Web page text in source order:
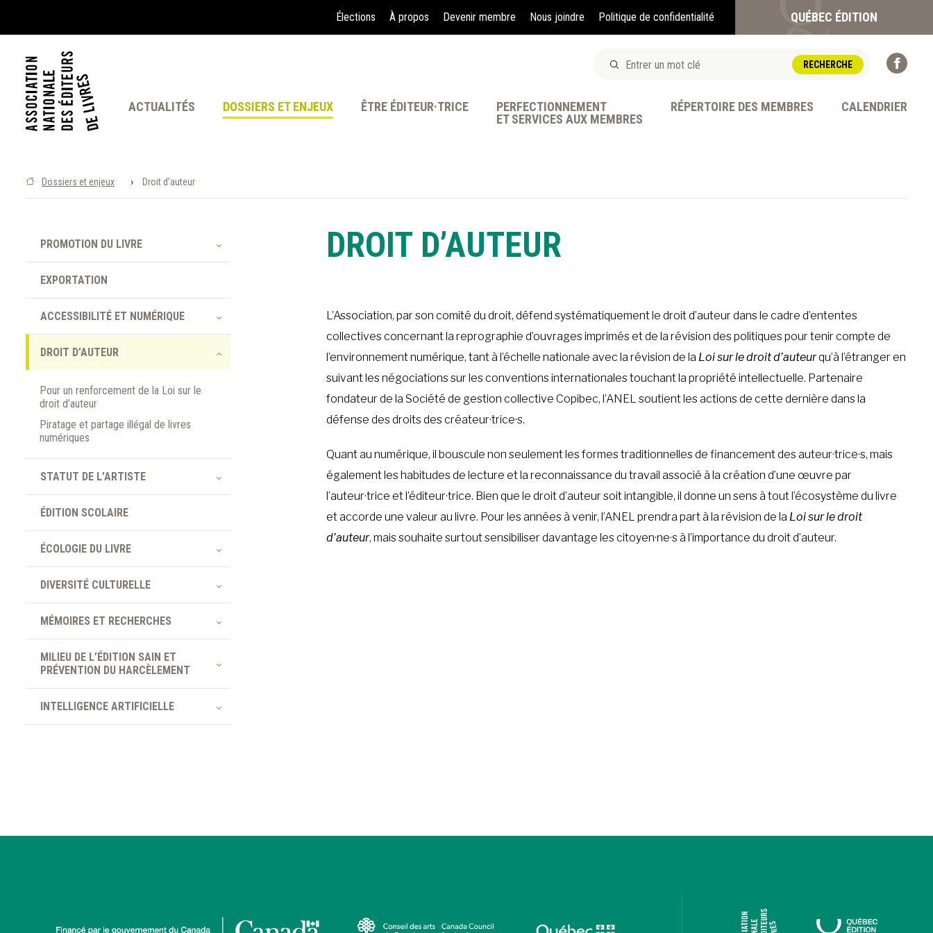
Élections À propos Devenir membre Nous joindre Politique de confidentialité QUÉBEC ÉDITION
ACTUALITÉS DOSSIERS ET ENJEUX ÊTRE ÉDITEUR·TRICE
PERFECTIONNEMENT
ET SERVICES AUX MEMBRES
À LA POINTE DE LA PROFESSION
RÉPERTOIRE DES MEMBRES CALENDRIER
Dossiers et enjeux › Droit d’auteur
DROIT D’AUTEUR
L’Association, par son comité du droit, défend systématiquement le droit d’auteur dans le cadre d’ententes
collectives concernant la reprographie d’ouvrages imprimés et de la révision des politiques pour tenir compte de
l’environnement numérique, tant à l’échelle nationale avec la révision de la Loi sur le droit d’auteurqu’à l’étranger en
suivant les négociations sur les conventions internationales touchant la propriété intellectuelle. Partenaire
fondateur de la Société de gestion collective Copibec, l’ANEL soutient les actions de cette dernière dans la
défense des droits des créateur·trice·s.
Quant au numérique, il bouscule non seulement les formes traditionnelles de financement des auteur·trice·s, mais
également les habitudes de lecture et la reconnaissance du travail associé à la création d’une œuvre par
l’auteur·trice et l’éditeur·trice. Bien que le droit d’auteur soit intangible, il donne un sens à tout l’écosystème du livre
et accorde une valeur au livre. Pour les années à venir, l’ANEL prendra part à la révision de la Loi sur le droit
d’auteur, mais souhaite surtout sensibiliser davantage les citoyen·ne·s à l’importance du droit d’auteur.
PROMOTION DU LIVRE
EXPORTATION
ACCESSIBILITÉ ET NUMÉRIQUE
DROIT D’AUTEUR
Pour un renforcement de la Loi sur le
droit d’auteur
Piratage et partage illégal de livres
numériques
STATUT DE L’ARTISTE
ÉDITION SCOLAIRE
ÉCOLOGIE DU LIVRE
DIVERSITÉ CULTURELLE
MÉMOIRES ET RECHERCHES
MILIEU DE L’ÉDITION SAIN ET
PRÉVENTION DU HARCÈLEMENT
INTELLIGENCE ARTIFICIELLE